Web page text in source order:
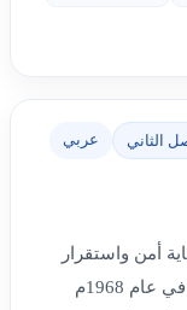
الثاني عربي
أمن واستقرار
مملكة البحرين. تأسست هذه القوة الوطنية في عام 1968م